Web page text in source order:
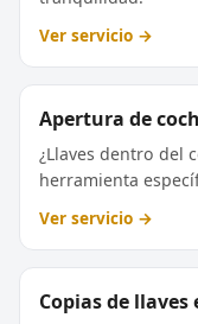
Ver servicio →
Apertura de
¿Llaves dentro del
herramienta
Ver servicio →
Copias de llaves